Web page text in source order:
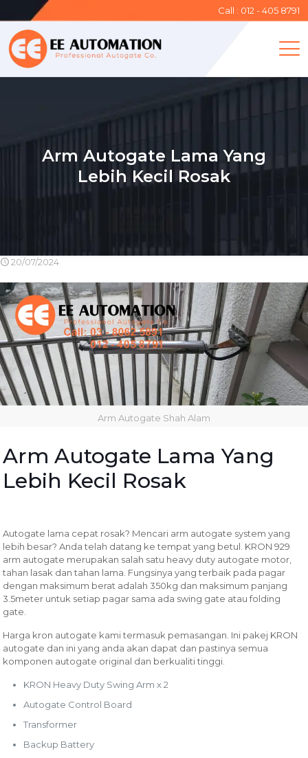
Call : 012 - 405 8791
Arm Autogate Lama Yang
Lebih Kecil Rosak
20/07/2024
Arm Autogate Shah Alam
Arm Autogate Lama Yang
Lebih Kecil Rosak
Autogate lama cepat rosak? Mencari arm autogate system yang
lebih besar? Anda telah datang ke tempat yang betul. KRON 929
arm autogate merupakan salah satu heavy duty autogate motor,
tahan lasak dan tahan lama. Fungsinya yang terbaik pada pagar
dengan maksimum berat adalah 350kg dan maksimum panjang
3.5meter untuk setiap pagar sama ada swing gate atau folding
gate.
Harga kron autogate kami termasuk pemasangan. Ini pakej KRON
autogate dan ini yang anda akan dapat dan pastinya semua
komponen autogate original dan berkualiti tinggi.
KRON Heavy Duty Swing Arm x 2
Autogate Control Board
Transformer
Backup Battery